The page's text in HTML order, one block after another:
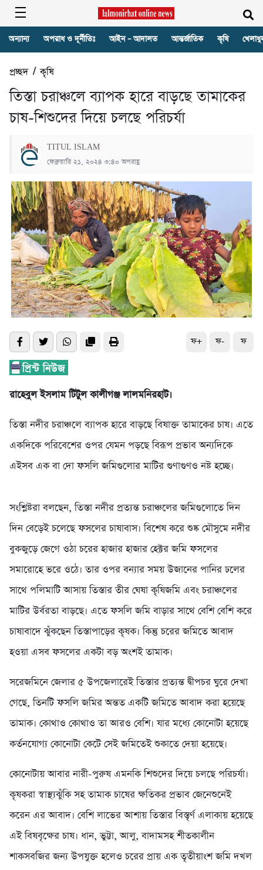
অন্যান্য অপরাধ ও দূর্নীতিঃ আইন – আদালত আন্তর্জাতিক কৃষি
প্রচ্ছদ/কৃষি
তিস্তা চরাঞ্চলে ব্যাপক হারে বাড়ছে তামাকের
চাষ-শিশুদের দিয়ে চলছে পরিচর্যা
TITUL ISLAM
ফেব্রুয়ারি ২১, ২০২৪ ৩:৪০ অপরাহ্ণ
ফ+ ফ- ফ
রাহেবুল ইসলাম টিটুল কালীগঞ্জ লালমনিরহাট।
তিস্তা নদীর চরাঞ্চলে ব্যাপক হারে বাড়ছে বিষাক্ত তামাকের চাষ। এতে
একদিকে পরিবেশের ওপর যেমন পড়ছে বিরূপ প্রভাব অন্যদিকে
এইসব এক বা দো ফসলি জমিগুলোর মাটির গুণাগুণও নষ্ট হচ্ছে।
সংশ্লিষ্টরা বলছেন, তিস্তা নদীর প্রত্যন্ত চরাঞ্চলের জমিগুলোতে দিন
দিন বেড়েই চলেছে ফসলের চাষাবাস। বিশেষ করে শুষ্ক মৌসুমে নদীর
বুকজুড়ে জেগে ওঠা চরের হাজার হাজার হেক্টর জমি ফসলের
সমারোহে ভরে ওঠে। তার ওপর বন্যার সময় উজানের পানির ঢলের
সাথে পলিমাটি আসায় তিস্তার তীর ঘেষা কৃষিজমি এবং চরাঞ্চলের
মাটির উর্বরতা বাড়ছে। এতে ফসলি জমি বাড়ার সাথে বেশি বেশি করে
চাষাবাদে ঝুঁকছেন তিস্তাপাড়ের কৃষক। কিন্তু চরের জমিতে আবাদ
হওয়া এসব ফসলের একটা বড় অংশই তামাক।
সরেজমিনে জেলার ৫ উপজেলারেই তিস্তার প্রত্যন্ত দ্বীপচর ঘুরে দেখা
গেছে, তিনটি ফসলি জমির অন্তত একটি জমিতে আবাদ করা হয়েছে
তামাক। কোথাও কোথাও তা আরও বেশি। যার মধ্যে কোনোটা হয়েছে
কর্তনযোগ্য কোনোটা কেটে সেই জমিতেই শুকাতে দেয়া হয়েছে।
কোনোটায় আবার নারী-পুরুষ এমনকি শিশুদের দিয়ে চলছে পরিচর্যা।
কৃষকরা স্বাস্থ্যঝুঁকি সহ তামাক চাষের ক্ষতিকর প্রভাব জেনেশুনেই
করেন এর আবাদ। বেশি লাভের আশায় তিস্তার বিস্তৃর্ণ এলাকায় হয়েছে
এই বিষবৃক্ষের চাষ। ধান, ভুট্টা, আলু, বাদামসহ শীতকালীন
শাকসবজির জন্য উপযুক্ত হলেও চরের প্রায় এক তৃতীয়াংশ জমি দখল